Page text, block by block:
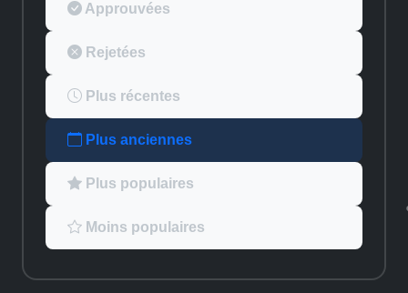
Approuvées
Rejetées
Plus récentes
Plus anciennes
Plus populaires
Moins populaires